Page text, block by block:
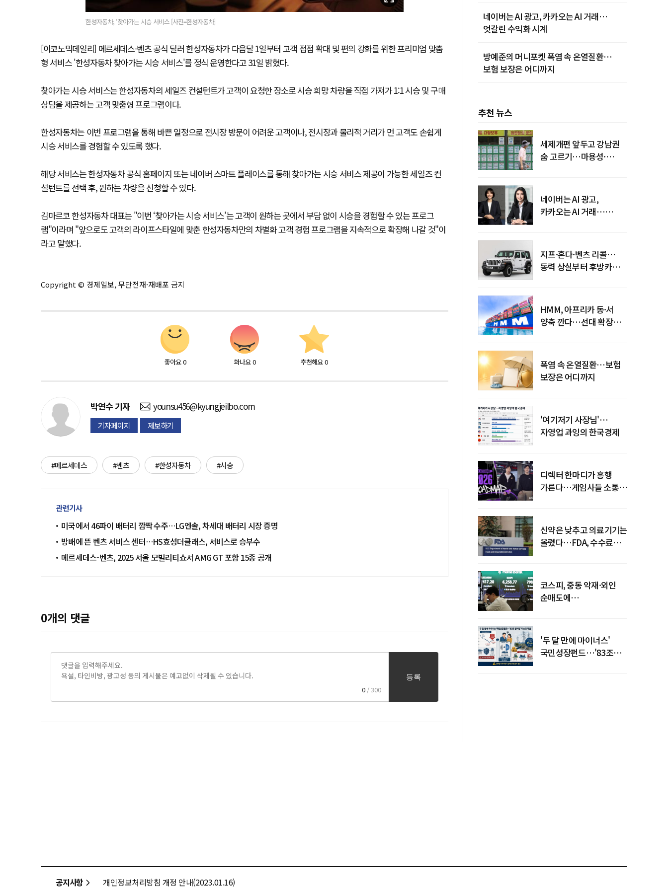
한성자동차, ‘찾아가는 시승 서비스 [사진=한성자동차]
[이코노믹데일리] 메르세데스-벤츠 공식 딜러 한성자동차가 다음달 1일부터 고객 접점 확대 및 편의 강화를 위한 프리미엄 맞춤
형 서비스 '한성자동차 찾아가는 시승 서비스'를 정식 운영한다고 31일 밝혔다.
찾아가는 시승 서비스는 한성자동차의 세일즈 컨설턴트가 고객이 요청한 장소로 시승 희망 차량을 직접 가져가 1:1 시승 및 구매
상담을 제공하는 고객 맞춤형 프로그램이다.
한성자동차는 이번 프로그램을 통해 바쁜 일정으로 전시장 방문이 어려운 고객이나, 전시장과 물리적 거리가 먼 고객도 손쉽게
시승 서비스를 경험할 수 있도록 했다.
해당 서비스는 한성자동차 공식 홈페이지 또는 네이버 스마트 플레이스를 통해 찾아가는 시승 서비스 제공이 가능한 세일즈 컨
설턴트를 선택 후, 원하는 차량을 신청할 수 있다.
김마르코 한성자동차 대표는 "이번 ‘찾아가는 시승 서비스’는 고객이 원하는 곳에서 부담 없이 시승을 경험할 수 있는 프로그
램"이라며 "앞으로도 고객의 라이프스타일에 맞춘 한성자동차만의 차별화 고객 경험 프로그램을 지속적으로 확장해 나갈 것"이
라고 말했다.
Copyright © 경제일보, 무단전재·재배포 금지
좋아요 0 화나요 0 추천해요 0
박연수 기자 younsu456@kyungjeilbo.com
기자페이지 제보하기
#메르세데스 #벤츠 #한성자동차 #시승
관련기사
미국에서 46파이 배터리 깜짝 수주…LG엔솔, 차세대 배터리 시장 증명
방배에 뜬 벤츠 서비스 센터…HS효성더클래스, 서비스로 승부수
메르세데스-벤츠, 2025 서울 모빌리티쇼서 AMG GT 포함 15종 공개
0개의 댓글
0 / 300
등록
네이버는 AI 광고, 카카오는 AI 거래…
엇갈린 수익화 시계
방예준의 머니포켓 폭염 속 온열질환…
보험 보장은 어디까지
추천 뉴스
세제개편 앞두고 강남권
숨 고르기…마용성·
네이버는 AI 광고,
카카오는 AI 거래…
지프·혼다·벤츠 리콜…
동력 상실부터 후방카메라
HMM, 아프리카 동·서
양축 깐다…선대 확장
폭염 속 온열질환…보험
보장은 어디까지
'여기저기 사장님'…
자영업 과잉의 한국경제
디렉터 한마디가 흥행
가른다…게임사들 소통
신약은 낮추고 의료기기는
올렸다…FDA, 수수료
코스피, 중동 악재·외인
순매도에
'두 달 만에 마이너스'
국민성장펀드…'83조
공지사항 개인정보처리방침 개정 안내(2023.01.16)